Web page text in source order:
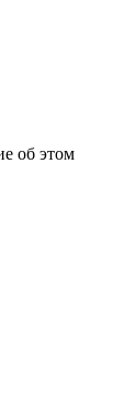
об этом